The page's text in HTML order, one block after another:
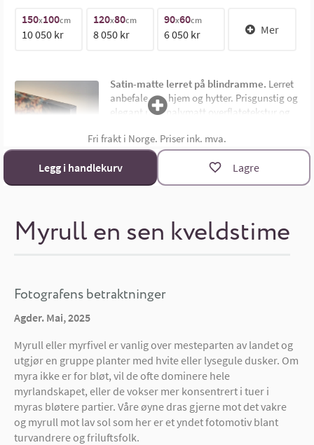
Myrull en sen kveldstime
150x100cm
10 050 kr
120x80cm
8 050 kr
90x60cm
6 050 kr Mer
Satin-matte lerret på blindramme. Lerret
anbefales for hjem og hytter. Prisgunstig og
elegant med halvmatt overflatetekstur og
limtre blindramme. Bildemål oppgis som
bredde x høyde i cm.Materialoversikt
Størrelsekalkulator
Fri frakt i Norge. Priser ink. mva.
Legg i handlekurv Lagre
Fotografens betraktninger
Agder. Mai, 2025
Myrull eller myrfivel er vanlig over mesteparten av landet og
utgjør en gruppe planter med hvite eller lysegule dusker. Om
myra ikke er for bløt, vil de ofte dominere hele
myrlandskapet, eller de vokser mer konsentrert i tuer i
myras bløtere partier. Våre øyne dras gjerne mot det vakre
og myrull mot lav sol som her er et yndet fotomotiv blant
turvandrere og friluftsfolk.